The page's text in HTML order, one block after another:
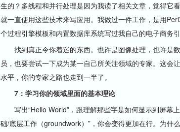
生的？多线程和并行处理是因为我读了相关文章，觉得它
就一直使用这些技术来写应用。我做过一件工作，是用
个过程引擎模板和内置数据库系统写过我自己的电子商务
找到真正令你着迷的东西。也许是图像处理，也许是
员，也要尝试一下成为某一自己所关注领域的专家。这会
水平，你的专家之路也走到一半了。
7：学习你的领域里面的基本理论
写出“Hello World”，跟理解那些字是如何显示到屏幕
础/底层工作（groundwork）”，你会变得更加在行。为什